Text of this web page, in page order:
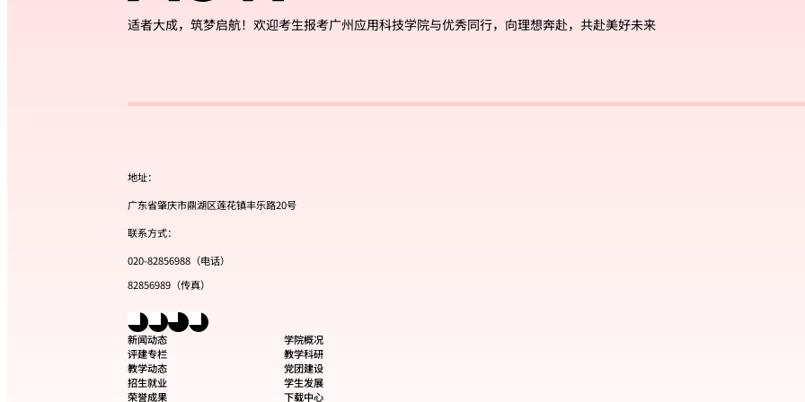
适者大成，筑梦启航！欢迎考生报考广州应用科技学院与优秀同行，向理想奔赴，共赴美好未来
地址：
广东省肇庆市鼎湖区莲花镇丰乐路20号
联系方式：
020-82856988（电话）
82856989（传真）
新闻动态
学院概况
评建专栏
教学科研
教学动态
党团建设
招生就业
学生发展
荣誉成果
下载中心